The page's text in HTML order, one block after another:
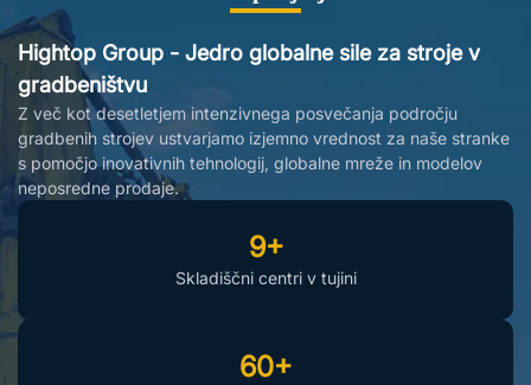
Hightop Group - Jedro globalne sile za stroje v
gradbeništvu
Z več kot desetletjem intenzivnega posvečanja področju
gradbenih strojev ustvarjamo izjemno vrednost za naše stranke
s pomočjo inovativnih tehnologij, globalne mreže in modelov
neposredne prodaje.
9+
Skladiščni centri v tujini
60+